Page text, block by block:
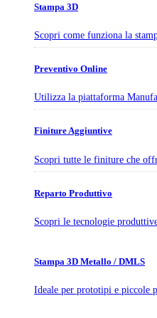
Stampa 3D
Scopri come funziona la
Preventivo Online
Utilizza la piattaforma
Finiture Aggiuntive
Scopri tutte le finiture che
Reparto Produttivo
Scopri le tecnologie
Stampa 3D Metallo / DMLS
Ideale per prototipi e piccole